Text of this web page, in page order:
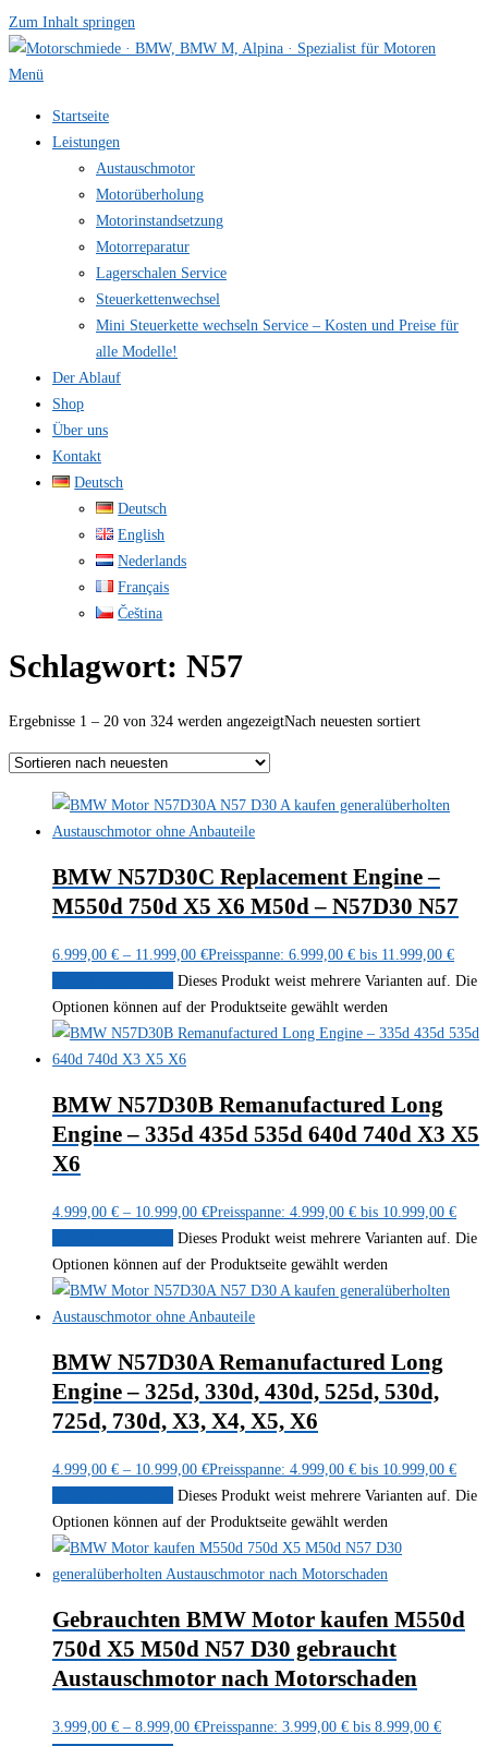
Zum Inhalt springen
Menü
Startseite
Leistungen
Austauschmotor
Motorüberholung
Motorinstandsetzung
Motorreparatur
Lagerschalen Service
Steuerkettenwechsel
Mini Steuer­kette wechseln Service – Kosten und Preise für
alle Modelle!
Der Ablauf
Shop
Über uns
Kontakt
Deutsch
Deutsch
English
Nederlands
Français
Čeština
Schlagwort: N57
Ergebnisse 1 – 20 von 324 werden angezeigtNach neuesten sortiert
BMW N57D30C Replacement Engine –
M550d 750d X5 X6 M50d – N57D30 N57
6.999,00 € – 11.999,00 €Preisspanne: 6.999,00 € bis 11.999,00 €
Dieses Produkt weist mehrere Varianten auf. Die
Optionen können auf der Produktseite gewählt werden
BMW N57D30B Remanufactured Long
Engine – 335d 435d 535d 640d 740d X3 X5
X6
4.999,00 € – 10.999,00 €Preisspanne: 4.999,00 € bis 10.999,00 €
Dieses Produkt weist mehrere Varianten auf. Die
Optionen können auf der Produktseite gewählt werden
BMW N57D30A Remanufactured Long
Engine – 325d, 330d, 430d, 525d, 530d,
725d, 730d, X3, X4, X5, X6
4.999,00 € – 10.999,00 €Preisspanne: 4.999,00 € bis 10.999,00 €
Dieses Produkt weist mehrere Varianten auf. Die
Optionen können auf der Produktseite gewählt werden
Gebrauchten BMW Motor kaufen M550d
750d X5 M50d N57 D30 gebraucht
Austauschmotor nach Motorschaden
3.999,00 € – 8.999,00 €Preisspanne: 3.999,00 € bis 8.999,00 €